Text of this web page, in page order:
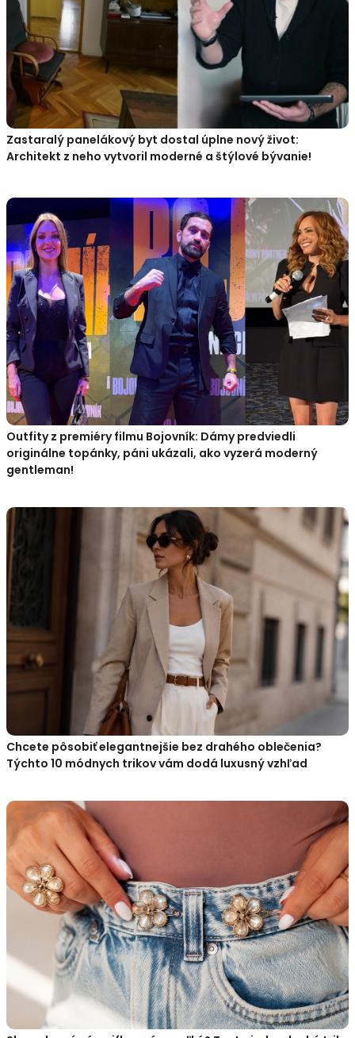
Zastaralý panelákový byt dostal úplne nový život:
Architekt z neho vytvoril moderné a štýlové bývanie!
Outfity z premiéry filmu Bojovník: Dámy predviedli
originálne topánky, páni ukázali, ako vyzerá moderný
gentleman!
Chcete pôsobiť elegantnejšie bez drahého oblečenia?
Týchto 10 módnych trikov vám dodá luxusný vzhľad